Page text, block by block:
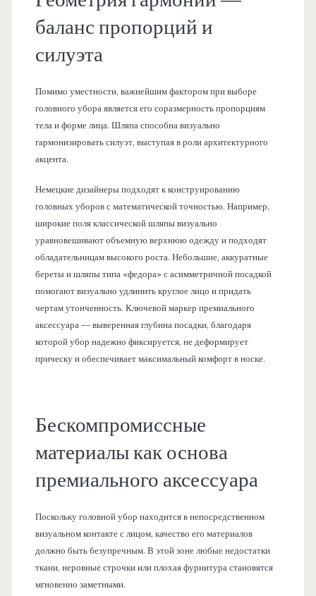
баланс пропорций и
силуэта
Помимо уместности, важнейшим фактором при выборе
головного убора является его соразмерность пропорциям
тела и форме лица. Шляпа способна визуально
гармонизировать силуэт, выступая в роли архитектурного
акцента.
Немецкие дизайнеры подходят к конструированию
головных уборов с математической точностью. Например,
широкие поля классической шляпы визуально
уравновешивают объемную верхнюю одежду и подходят
обладательницам высокого роста. Небольшие, аккуратные
береты и шляпы типа «федора» с асимметричной посадкой
помогают визуально удлинить круглое лицо и придать
чертам утонченность. Ключевой маркер премиального
аксессуара — выверенная глубина посадки, благодаря
которой убор надежно фиксируется, не деформирует
прическу и обеспечивает максимальный комфорт в носке.
Бескомпромиссные
материалы как основа
премиального аксессуара
Поскольку головной убор находится в непосредственном
визуальном контакте с лицом, качество его материалов
должно быть безупречным. В этой зоне любые недостатки
ткани, неровные строчки или плохая фурнитура становятся
мгновенно заметными.